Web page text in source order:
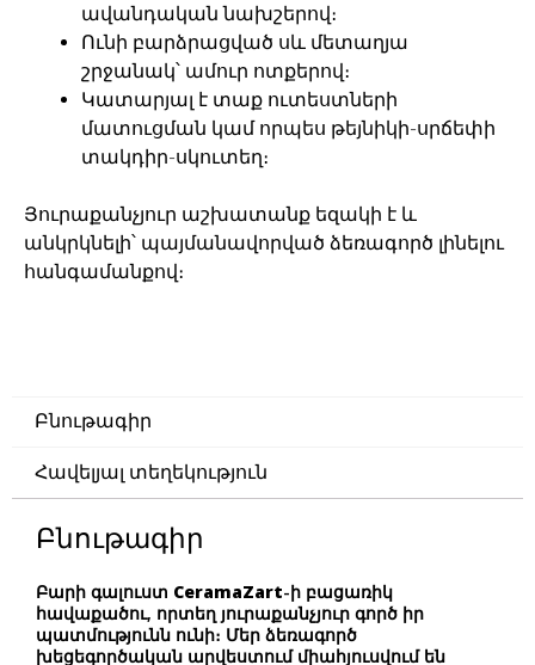
ավանդական նախշերով։
Ունի բարձրացված սև մետաղյա
շրջանակ՝ ամուր ոտքերով։
Կատարյալ է տաք ուտեստների
մատուցման կամ որպես թեյնիկի-սրճեփի
տակդիր-սկուտեղ։
Յուրաքանչյուր աշխատանք եզակի է և
անկրկնելի՝ պայմանավորված ձեռագործ լինելու
հանգամանքով։
Բնութագիր
Հավելյալ տեղեկություն
Բնութագիր
Բարի գալուստ CeramaZart-ի բացառիկ
հավաքածու, որտեղ յուրաքանչյուր գործ իր
պատմությունն ունի։ Մեր ձեռագործ
խեցեգործական արվեստում միահյուսվում են